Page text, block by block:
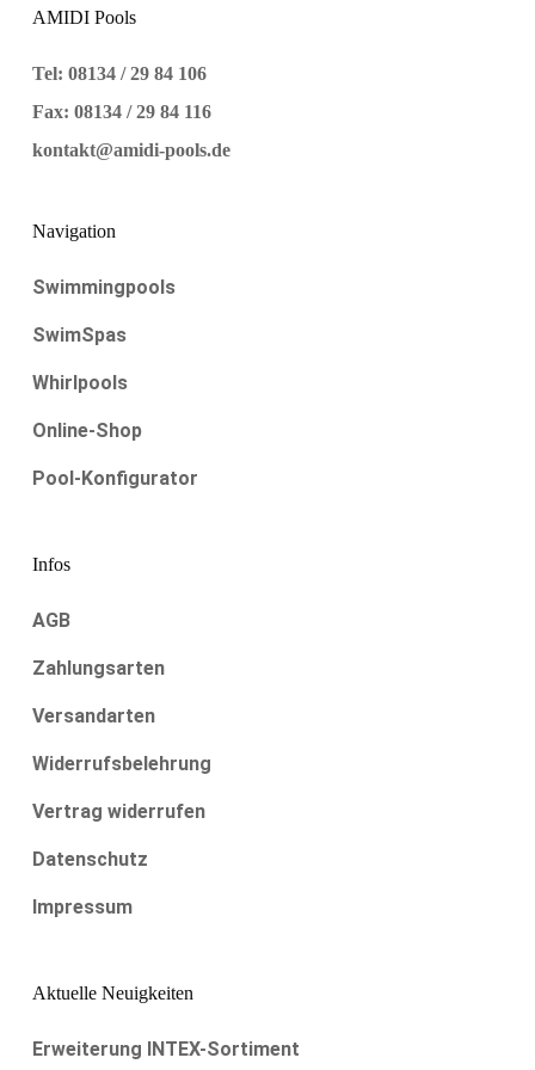
AMIDI Pools
Tel: 08134 / 29 84 106
Fax: 08134 / 29 84 116
kontakt@amidi-pools.de
Navigation
Swimmingpools
SwimSpas
Whirlpools
Online-Shop
Pool-Konfigurator
Infos
AGB
Zahlungsarten
Versandarten
Widerrufsbelehrung
Vertrag widerrufen
Datenschutz
Impressum
Aktuelle Neuigkeiten
Erweiterung INTEX-Sortiment